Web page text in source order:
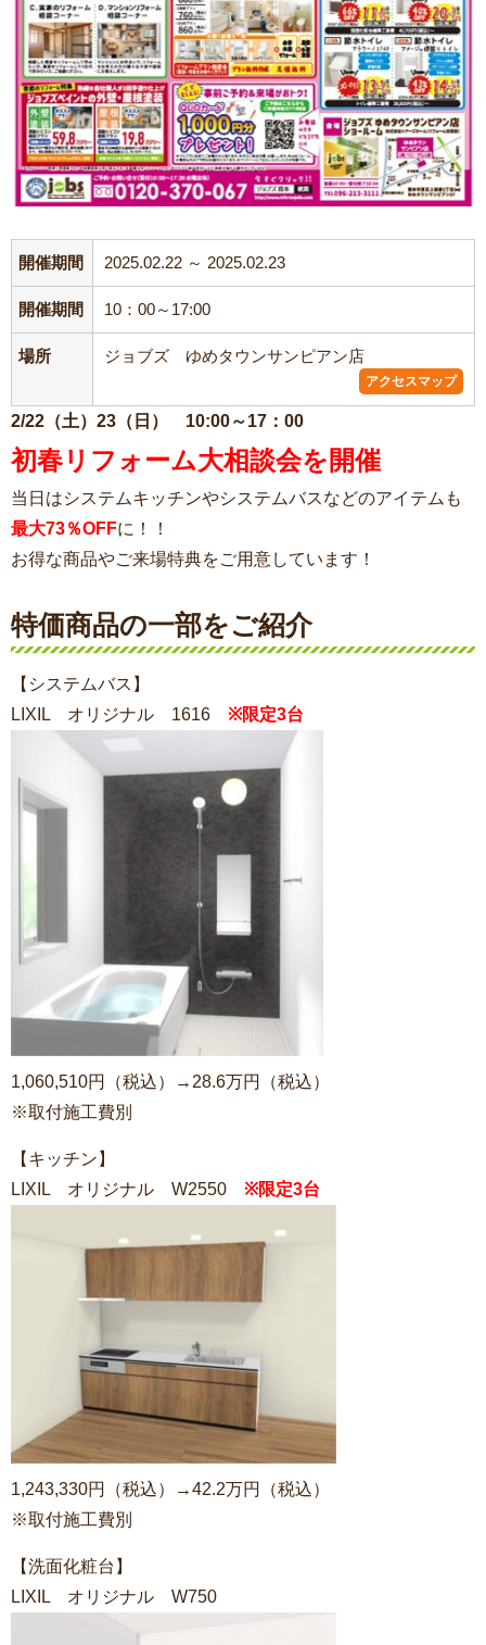
開催期間 2025.02.22 ～ 2025.02.23
開催期間 10：00～17:00
場所 ジョブズ ゆめタウンサンピアン店
アクセスマップ
2/22（土）23（日） 10:00～17：00
初春リフォーム大相談会を開催
当日はシステムキッチンやシステムバスなどのアイテムも
最大73％OFFに！！
お得な商品やご来場特典をご用意しています！
特価商品の一部をご紹介
【システムバス】
LIXIL オリジナル 1616 ※限定3台
1,060,510円（税込）→28.6万円（税込）
※取付施工費別
【キッチン】
LIXIL オリジナル W2550 ※限定3台
1,243,330円（税込）→42.2万円（税込）
※取付施工費別
【洗面化粧台】
LIXIL オリジナル W750